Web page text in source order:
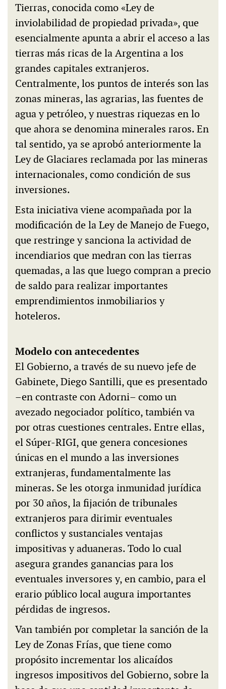
Tierras, conocida como «Ley de
inviolabilidad de propiedad privada», que
esencialmente apunta a abrir el acceso a las
tierras más ricas de la Argentina a los
grandes capitales extranjeros.
Centralmente, los puntos de interés son las
zonas mineras, las agrarias, las fuentes de
agua y petróleo, y nuestras riquezas en lo
que ahora se denomina minerales raros. En
tal sentido, ya se aprobó anteriormente la
Ley de Glaciares reclamada por las mineras
internacionales, como condición de sus
inversiones.
Esta iniciativa viene acompañada por la
modificación de la Ley de Manejo de Fuego,
que restringe y sanciona la actividad de
incendiarios que medran con las tierras
quemadas, a las que luego compran a precio
de saldo para realizar importantes
emprendimientos inmobiliarios y
hoteleros.
Modelo con antecedentes
El Gobierno, a través de su nuevo jefe de
Gabinete, Diego Santilli, que es presentado
–en contraste con Adorni– como un
avezado negociador político, también va
por otras cuestiones centrales. Entre ellas,
el Súper-RIGI, que genera concesiones
únicas en el mundo a las inversiones
extranjeras, fundamentalmente las
mineras. Se les otorga inmunidad jurídica
por 30 años, la fijación de tribunales
extranjeros para dirimir eventuales
conflictos y sustanciales ventajas
impositivas y aduaneras. Todo lo cual
asegura grandes ganancias para los
eventuales inversores y, en cambio, para el
erario público local augura importantes
pérdidas de ingresos.
Van también por completar la sanción de la
Ley de Zonas Frías, que tiene como
propósito incrementar los alicaídos
ingresos impositivos del Gobierno, sobre la